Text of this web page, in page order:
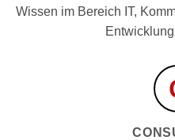
Wissen im Bereich IT,